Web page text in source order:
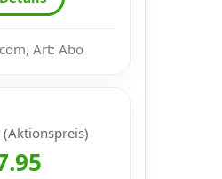
Art: Abo
(Aktionspreis)